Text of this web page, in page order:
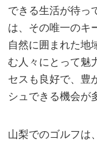
できる生活が待っ
は、その唯一のキ
自然に囲まれた地
む人々にとって魅
セスも良好で、豊
シュできる機会が
山梨でのゴルフは